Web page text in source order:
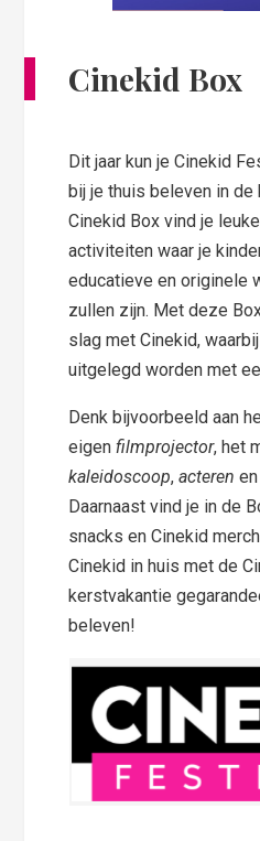
Cinekid Box
Dit jaar kun je Cinekid
bij je thuis beleven in
Cinekid Box vind je
activiteiten waar je
educatieve en originele
zullen zijn. Met deze
slag met Cinekid,
uitgelegd worden met
Denk bijvoorbeeld aan
eigenfilmprojector, het
kaleidoscoop,acteren
Daarnaast vind je in de
snacks en Cinekid
Cinekid in huis met de
kerstvakantie
beleven!